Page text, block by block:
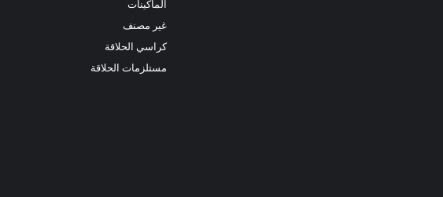
الماكينات
غير مصنف
كراسي الحلاقة
مستلزمات الحلاقة